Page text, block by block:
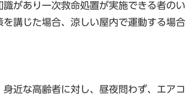
があり一次救命処置が実施できる者のい
講じた場合、涼しい屋内で運動する場合
近な高齢者に対し、昼夜問わず、エアコ